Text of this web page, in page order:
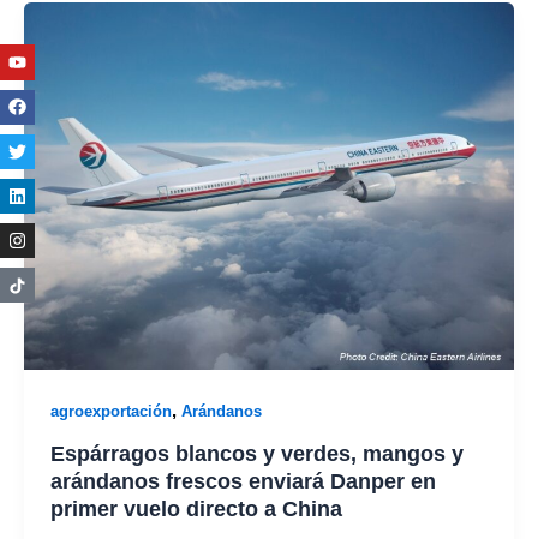
agroexportación, Arándanos
Espárragos blancos y verdes, mangos y
arándanos frescos enviará Danper en
primer vuelo directo a China
Youtube
Facebook
Twitter
Linkedin
Instagram